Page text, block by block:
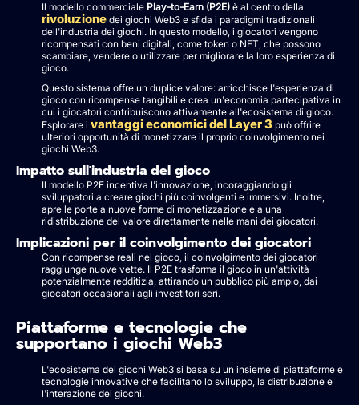
Il modello commerciale Play-to-Earn (P2E) è al centro della
rivoluzione dei giochi Web3 e sfida i paradigmi tradizionali
dell'industria dei giochi. In questo modello, i giocatori vengono
ricompensati con beni digitali, come token o NFT, che possono
scambiare, vendere o utilizzare per migliorare la loro esperienza di
gioco.
Questo sistema offre un duplice valore: arricchisce l'esperienza di
gioco con ricompense tangibili e crea un'economia partecipativa in
cui i giocatori contribuiscono attivamente all'ecosistema di gioco.
Esplorare i vantaggi economici del Layer 3 può offrire
ulteriori opportunità di monetizzare il proprio coinvolgimento nei
giochi Web3.
Impatto sull'industria del gioco
Il modello P2E incentiva l'innovazione, incoraggiando gli
sviluppatori a creare giochi più coinvolgenti e immersivi. Inoltre,
apre le porte a nuove forme di monetizzazione e a una
ridistribuzione del valore direttamente nelle mani dei giocatori.
Implicazioni per il coinvolgimento dei giocatori
Con ricompense reali nel gioco, il coinvolgimento dei giocatori
raggiunge nuove vette. Il P2E trasforma il gioco in un'attività
potenzialmente redditizia, attirando un pubblico più ampio, dai
giocatori occasionali agli investitori seri.
Piattaforme e tecnologie che
supportano i giochi Web3
L'ecosistema dei giochi Web3 si basa su un insieme di piattaforme e
tecnologie innovative che facilitano lo sviluppo, la distribuzione e
l'interazione dei giochi.